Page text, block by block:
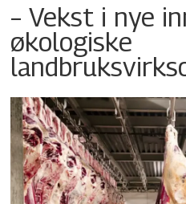
– Vekst i nye
økologiske